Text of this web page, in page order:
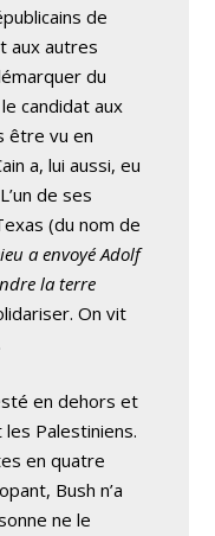
de
aux autres
du
candidat aux
être vu en
a, lui aussi, eu
de ses
(du nom de
a envoyé Adolf
la terre
On vit
en dehors et
Palestiniens.
en quatre
Bush n’a
ne le